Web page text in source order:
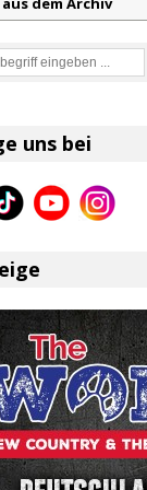
uns bei